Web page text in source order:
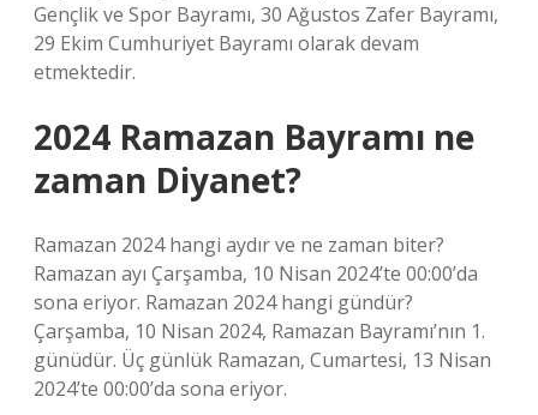
Gençlik ve Spor Bayramı, 30 Ağustos Zafer Bayramı,
29 Ekim Cumhuriyet Bayramı olarak devam
etmektedir.
2024 Ramazan Bayramı ne
zaman Diyanet?
Ramazan 2024 hangi aydır ve ne zaman biter?
Ramazan ayı Çarşamba, 10 Nisan 2024’te 00:00’da
sona eriyor. Ramazan 2024 hangi gündür?
Çarşamba, 10 Nisan 2024, Ramazan Bayramı’nın 1.
günüdür. Üç günlük Ramazan, Cumartesi, 13 Nisan
2024’te 00:00’da sona eriyor.